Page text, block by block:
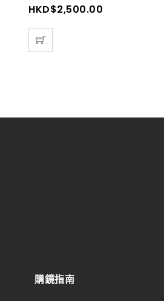
HKD$2,500.00
購鏡指南